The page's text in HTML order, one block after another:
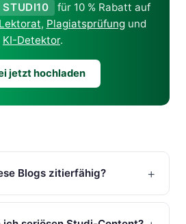
STUDI10
für 10 % Rabatt auf
Lektorat, Plagiatsprüfung und
KI-Detektor.
jetzt hochladen
Blogs zitierfähig? +